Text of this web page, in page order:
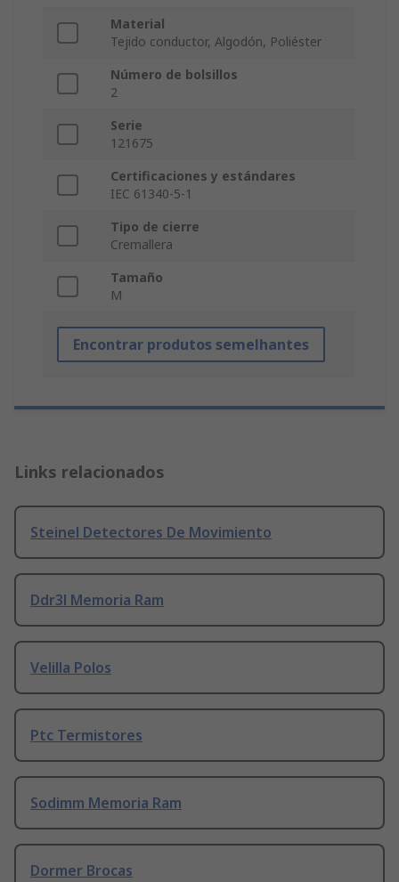
Material
Tejido conductor, Algodón, Poliéster
Número de bolsillos
2
Serie
121675
Certificaciones y estándares
IEC 61340-5-1
Tipo de cierre
Cremallera
Tamaño
M
Encontrar produtos semelhantes
Links relacionados
Steinel Detectores De Movimiento
Ddr3l Memoria Ram
Velilla Polos
Ptc Termistores
Sodimm Memoria Ram
Dormer Brocas